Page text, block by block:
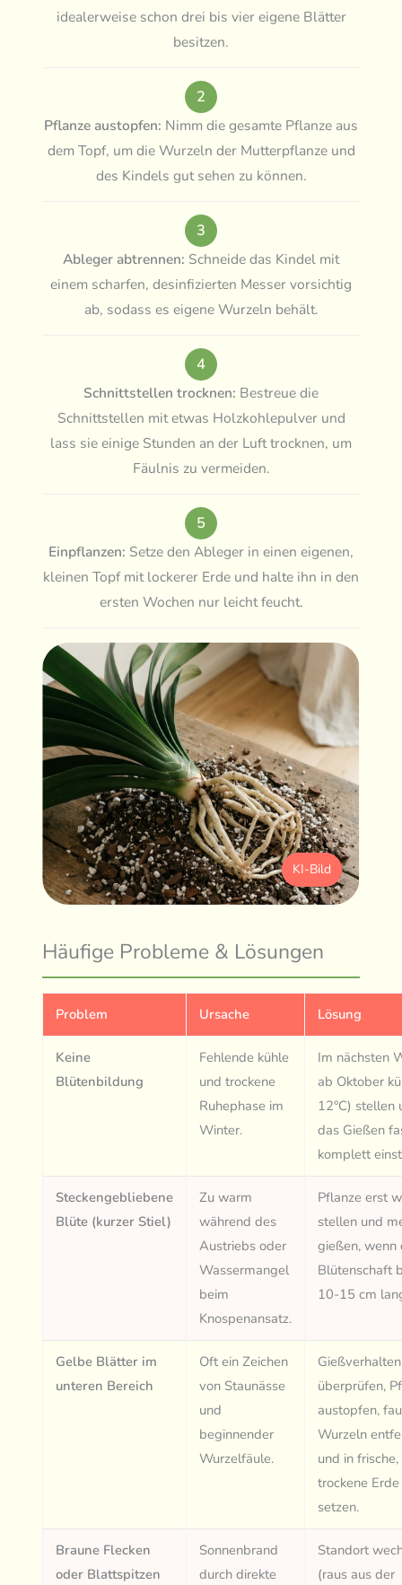
idealerweise schon drei bis vier eigene Blätter
besitzen.
2
Pflanze austopfen: Nimm die gesamte Pflanze aus
dem Topf, um die Wurzeln der Mutterpflanze und
des Kindels gut sehen zu können.
3
Ableger abtrennen: Schneide das Kindel mit
einem scharfen, desinfizierten Messer vorsichtig
ab, sodass es eigene Wurzeln behält.
4
Schnittstellen trocknen: Bestreue die
Schnittstellen mit etwas Holzkohlepulver und
lass sie einige Stunden an der Luft trocknen, um
Fäulnis zu vermeiden.
5
Einpflanzen: Setze den Ableger in einen eigenen,
kleinen Topf mit lockerer Erde und halte ihn in den
ersten Wochen nur leicht feucht.
KI-Bild
Häufige Probleme & Lösungen
Problem Ursache Lösung
Keine
Blütenbildung
Fehlende kühle
und trockene
Ruhephase im
Winter.
Im nächsten
ab Oktober
12°C) stellen
das Gießen
komplett
Steckengebliebene
Blüte (kurzer Stiel)
Zu warm
während des
Austriebs oder
Wassermangel
beim
Knospenansatz.
Pflanze erst
stellen und
gießen, wenn
Blütenschaft
10-15 cm
Gelbe Blätter im
unteren Bereich
Oft ein Zeichen
von Staunässe
und
beginnender
Wurzelfäule.
Gießverhalten
überprüfen,
austopfen,
Wurzeln
und in frische,
trockene Erde
setzen.
Braune Flecken
oder Blattspitzen
Sonnenbrand
durch direkte
Standort
(raus aus der